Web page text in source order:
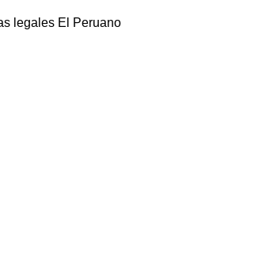
legales El Peruano